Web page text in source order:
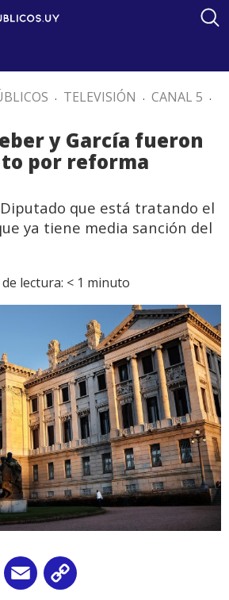
. TELEVISIÓN . CANAL 5 .
y García fueron
por reforma
que está tratando el
ya tiene media sanción del
lectura: < 1 minuto
WhatsApp
Email